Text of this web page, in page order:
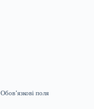
Обов’язкові поля